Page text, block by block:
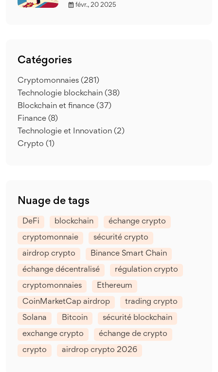
févr., 20 2025
Catégories
Cryptomonnaies (281)
Technologie blockchain (38)
Blockchain et finance (37)
Finance (8)
Technologie et Innovation (2)
Crypto (1)
Nuage de tags
DeFi blockchain échange crypto
cryptomonnaie sécurité crypto
airdrop crypto Binance Smart Chain
échange décentralisé régulation crypto
cryptomonnaies Ethereum
CoinMarketCap airdrop trading crypto
Solana Bitcoin sécurité blockchain
exchange crypto échange de crypto
crypto airdrop crypto 2026